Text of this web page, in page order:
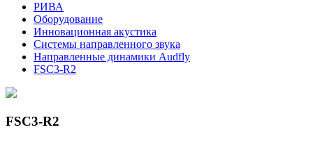
РИВА
Оборудование
Инновационная акустика
Системы направленного звука
Направленные динамики Audfly
FSC3-R2
FSC3-R2